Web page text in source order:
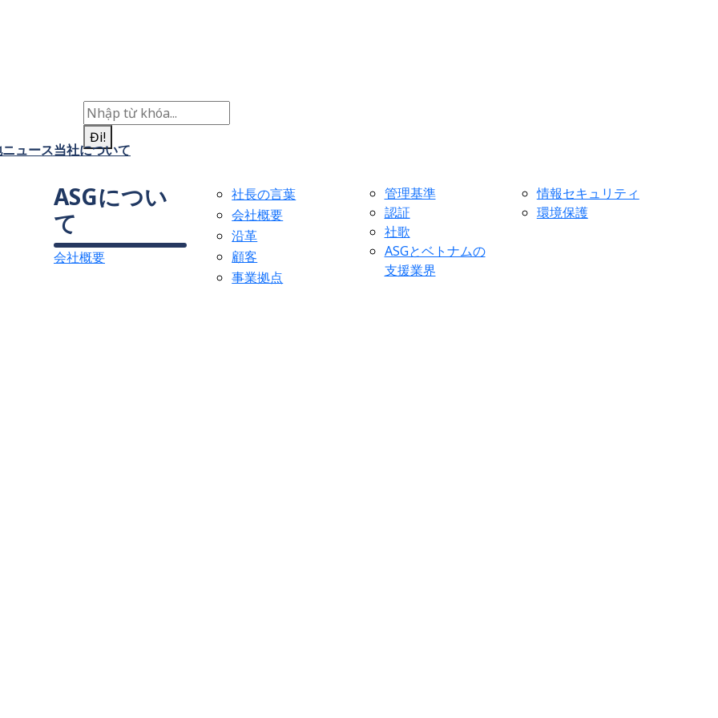
Đi!
ニュース当社について
ASGについ
て
会社概要
社長の言葉
会社概要
沿革
顧客
事業拠点
管理基準
認証
社歌
ASGとベトナムの
支援業界
情報セキュリティ
環境保護